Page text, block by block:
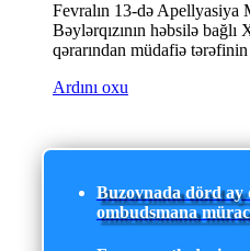
Fevralın 13-də Apellyasiya
Bəylərqızının həbsilə
qərarından müdafiə
Ardını oxu
Buzovnada dörd ay
ombudsmana